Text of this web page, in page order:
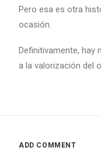
Pero esa es otra
ocasión.
Definitivamente, hay
a la valorización del
ADD COMMENT